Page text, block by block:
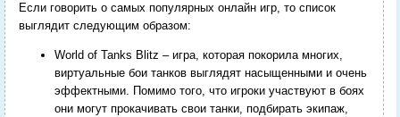
Если говорить о самых популярных онлайн игр, то список
выглядит следующим образом:
World of Tanks Blitz – игра, которая покорила многих,
виртуальные бои танков выглядят насыщенными и очень
эффектными. Помимо того, что игроки участвуют в боях
они могут прокачивать свои танки, подбирать экипаж,